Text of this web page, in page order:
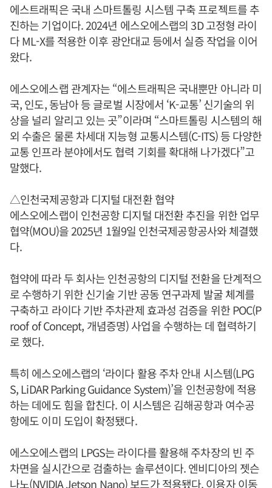
에스트래픽은 국내 스마트톨링 시스템 구축 프로젝트를 추
진하는 기업이다. 2024년 에스오에스랩의 3D 고정형 라이
다 ML-X를 적용한 이후 광안대교 등에서 실증 작업을 이어
왔다.
에스오에스랩 관계자는 “에스트래픽은 국내뿐만 아니라 미
국, 인도, 동남아 등 글로벌 시장에서 ‘K-교통’ 신기술의 위
상을 널리 알리고 있는 곳”이라며 “스마트톨링 시스템의 해
외 수출은 물론 차세대 지능형 교통시스템(C-ITS) 등 다양한
교통 인프라 분야에서도 협력 기회를 확대해 나가겠다”고
말했다.
△인천국제공항과 디지털 대전환 협약
에스오에스랩이 인천공항 디지털 대전환 추진을 위한 업무
협약(MOU)을 2025년 1월9일 인천국제공항공사와 체결했
다.
협약에 따라 두 회사는 인천공항의 디지털 전환을 단계적으
로 수행하기 위한 신기술 기반 공동 연구과제 발굴 체계를
구축하고 라이다 기반 주차관제 효과성 검증을 위한 POC(P
roof of Concept, 개념증명) 사업을 수행하는 데 협력하기
로 했다.
특히 에스오에스랩의 ‘라이다 활용 주차 안내 시스템(LPG
S, LiDAR Parking Guidance System)’을 인천공항에 적용
하는 데에도 힘을 합친다. 이 시스템은 김해공항과 여수공
항에도 이미 도입이 확정됐다.
에스오에스랩의 LPGS는 라이다를 활용해 주차장의 빈 주
차면을 실시간으로 검출하는 솔루션이다. 엔비디아의 젯슨
나노(NVIDIA Jetson Nano) 보드가 적용됐다. 이용자 이동